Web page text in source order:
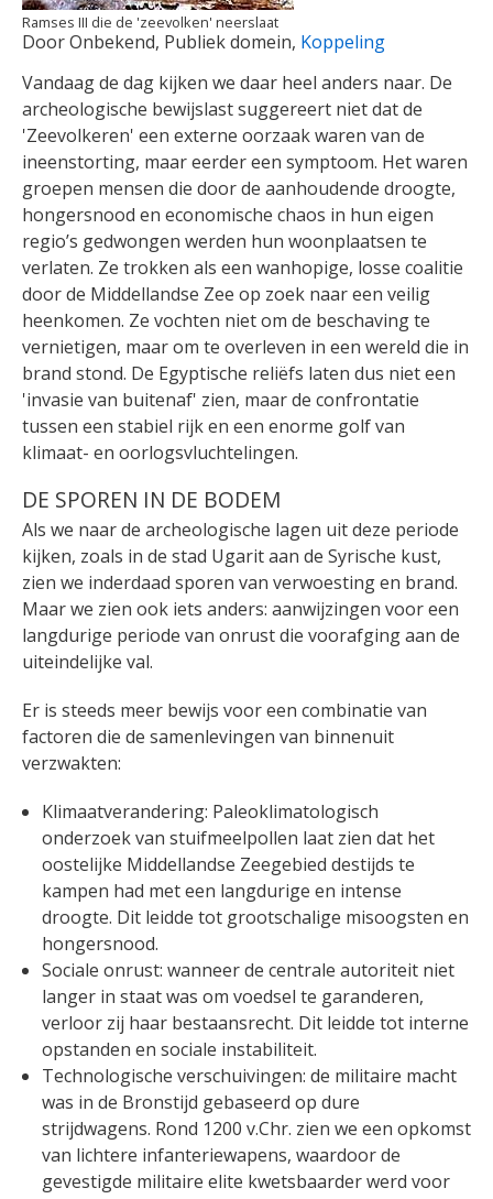
Ramses III die de 'zeevolken' neerslaat
Door Onbekend, Publiek domein, Koppeling
Vandaag de dag kijken we daar heel anders naar. De
archeologische bewijslast suggereert niet dat de
'Zeevolkeren' een externe oorzaak waren van de
ineenstorting, maar eerder een symptoom. Het waren
groepen mensen die door de aanhoudende droogte,
hongersnood en economische chaos in hun eigen
regio’s gedwongen werden hun woonplaatsen te
verlaten. Ze trokken als een wanhopige, losse coalitie
door de Middellandse Zee op zoek naar een veilig
heenkomen. Ze vochten niet om de beschaving te
vernietigen, maar om te overleven in een wereld die in
brand stond. De Egyptische reliëfs laten dus niet een
'invasie van buitenaf' zien, maar de confrontatie
tussen een stabiel rijk en een enorme golf van
klimaat- en oorlogsvluchtelingen.
DE SPOREN IN DE BODEM
Als we naar de archeologische lagen uit deze periode
kijken, zoals in de stad Ugarit aan de Syrische kust,
zien we inderdaad sporen van verwoesting en brand.
Maar we zien ook iets anders: aanwijzingen voor een
langdurige periode van onrust die voorafging aan de
uiteindelijke val.
Er is steeds meer bewijs voor een combinatie van
factoren die de samenlevingen van binnenuit
verzwakten:
Klimaatverandering: Paleoklimatologisch
onderzoek van stuifmeelpollen laat zien dat het
oostelijke Middellandse Zeegebied destijds te
kampen had met een langdurige en intense
droogte. Dit leidde tot grootschalige misoogsten en
hongersnood.
Sociale onrust: wanneer de centrale autoriteit niet
langer in staat was om voedsel te garanderen,
verloor zij haar bestaansrecht. Dit leidde tot interne
opstanden en sociale instabiliteit.
Technologische verschuivingen: de militaire macht
was in de Bronstijd gebaseerd op dure
strijdwagens. Rond 1200 v.Chr. zien we een opkomst
van lichtere infanteriewapens, waardoor de
gevestigde militaire elite kwetsbaarder werd voor